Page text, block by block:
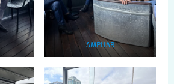
AMPLIAR